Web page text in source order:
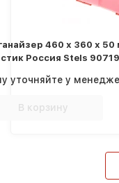
460 х 360 х 50
Россия Stels 90719
уточняйте у
В корзину